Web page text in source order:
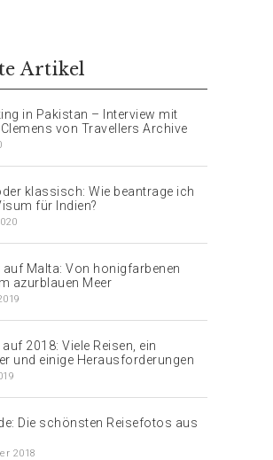
Artikel
in Pakistan – Interview mit
von Travellers Archive
klassisch: Wie beantrage ich
für Indien?
auf Malta: Von honigfarbenen
azurblauen Meer
2018: Viele Reisen, ein
und einige Herausforderungen
Die schönsten Reisefotos aus
2018